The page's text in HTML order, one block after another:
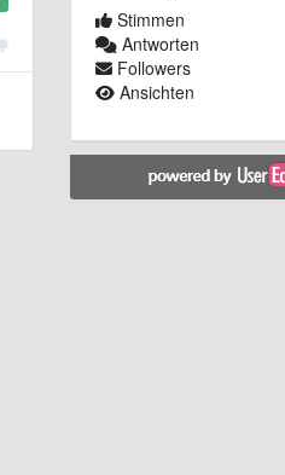
Stimmen
Antworten
Followers
Ansichten